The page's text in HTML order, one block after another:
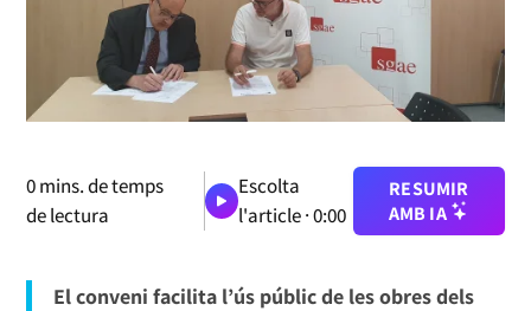
0mins. de temps
de lectura
Escolta
l'article ·0:00
RESUMIR
AMB IA
El conveni facilita l’ús públic de les obres dels